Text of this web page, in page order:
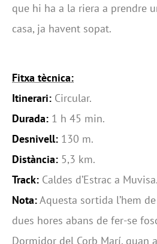
que hi ha a la riera a prendre
casa, ja havent sopat.
Fitxa tècnica:
Itinerari: Circular.
Durada: 1 h 45 min.
Desnivell: 130 m.
Distància: 5,3 km.
Track: Caldes d’Estrac a Muvisa.
Nota:Aquesta sortida l’hem
dues hores abans de fer-se
Dormidor del Corb Marí, quan